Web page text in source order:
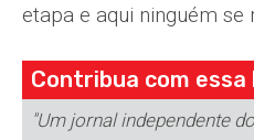
etapa e aqui ninguém se
Contribua com
"Um jornal independente